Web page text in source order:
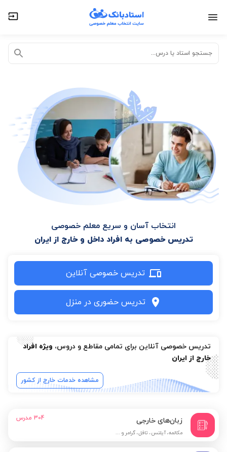
جستجو استاد یا درس...
انتخاب آسان و سریع معلم خصوصی
تدریس خصوصی به افراد داخل و خارج از ایران
تدریس خصوصی آنلاین
تدریس حضوری در منزل
تدریس خصوصی آنلاین برای تمامی مقاطع و دروس، ویژه افراد
خارج از ایران
مشاهده خدمات خارج از کشور
زبان‌های خارجی
مکالمه، آیلتس، تافل، گرامر و ...
304 مدرس
تدریس خصوصی آنلاین